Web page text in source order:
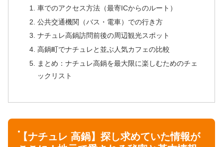
車でのアクセス方法（最寄ICからのルート）
公共交通機関（バス・電車）での行き方
ナチュレ高鍋訪問前後の周辺観光スポット
高鍋町でナチュレと並ぶ人気カフェの比較
まとめ：ナチュレ高鍋を最大限に楽しむためのチェ
ックリスト
【ナチュレ 高鍋】探し求めていた情報が